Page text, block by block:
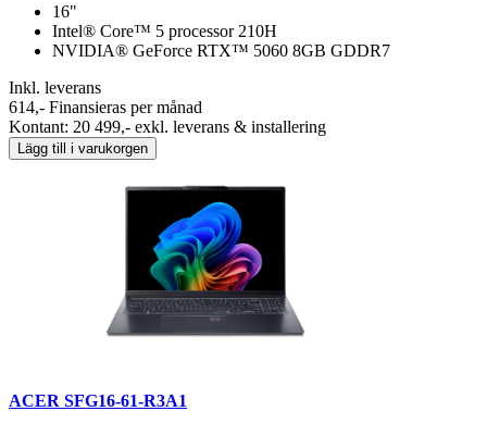
16"
Intel® Core™ 5 processor 210H
NVIDIA® GeForce RTX™ 5060 8GB GDDR7
Inkl. leverans
614,- Finansieras per månad
Kontant: 20 499,- exkl. leverans & installering
Lägg till i varukorgen
ACER SFG16-61-R3A1